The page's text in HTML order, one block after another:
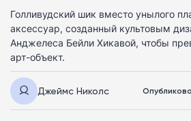
Голливудский шик вместо унылого
аксессуар, созданный культовым
Анджелеса Бейли Хикавой, чтобы
арт-объект.
Джеймс Николс